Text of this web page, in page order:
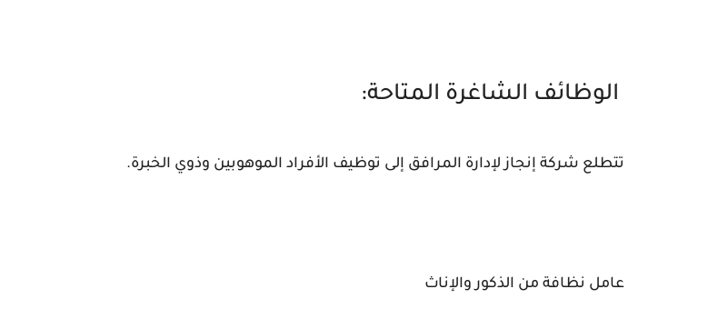
الوظائف الشاغرة المتاحة:
تتطلع شركة إنجاز لإدارة المرافق إلى توظيف الأفراد الموهوبين وذوي الخبرة.
عامل نظافة من الذكور والإناث